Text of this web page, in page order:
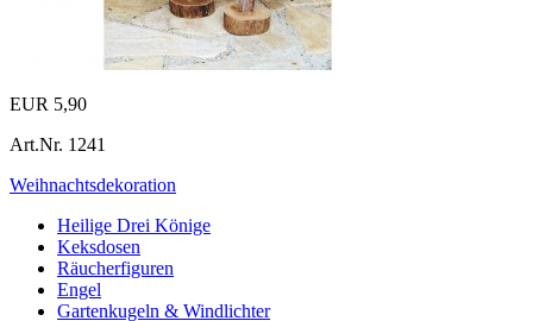
EUR 5,90
Art.Nr. 1241
Weihnachtsdekoration
Heilige Drei Könige
Keksdosen
Räucherfiguren
Engel
Gartenkugeln & Windlichter